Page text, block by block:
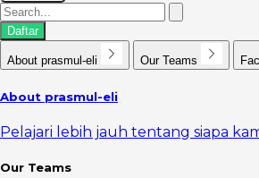
Daftar
About prasmul-eli Our Teams
About prasmul-eli
Pelajari lebih jauh tentang siapa
Our Teams